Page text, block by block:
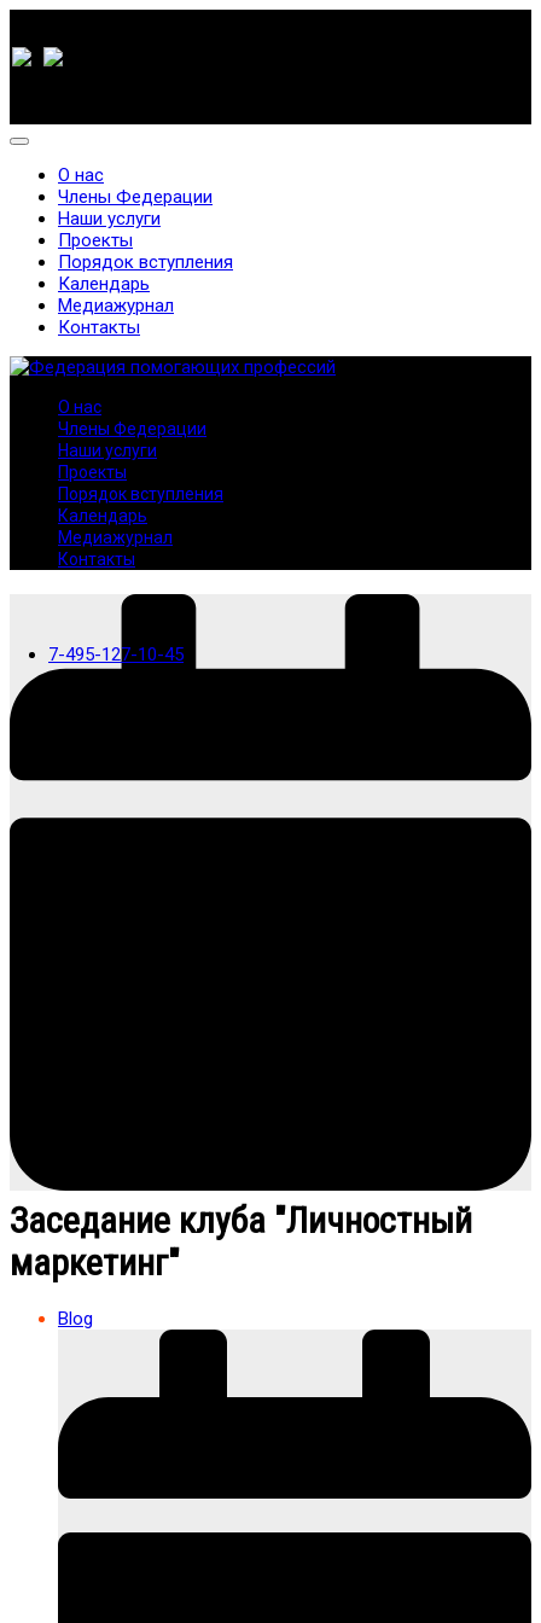
7-495-127-10-45
О нас
Члены Федерации
Наши услуги
Проекты
Порядок вступления
Календарь
Медиажурнал
Контакты
О нас
Члены Федерации
Наши услуги
Проекты
Порядок вступления
Календарь
Медиажурнал
Контакты
Заседание клуба "Личностный
маркетинг"
Blog